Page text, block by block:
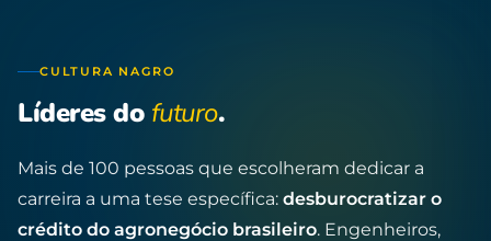
CULTURA NAGRO
Líderes do futuro.
Mais de 100 pessoas que escolheram dedicar a
carreira a uma tese específica: desburocratizar o
crédito do agronegócio brasileiro. Engenheiros,